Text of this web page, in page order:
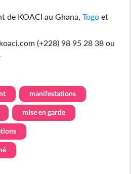
de KOACI au Ghana,Togo et
(+228) 98 95 28 38 ou
manifestations
mise en garde